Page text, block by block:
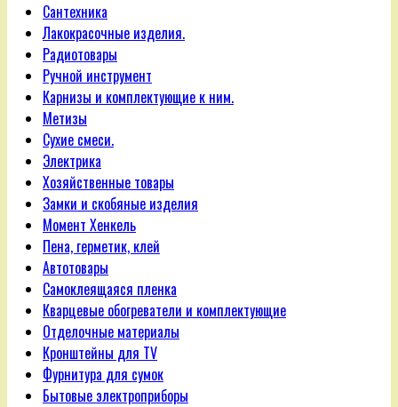
Сантехника
Лакокрасочные изделия.
Радиотовары
Ручной инструмент
Карнизы и комплектующие к ним.
Метизы
Сухие смеси.
Электрика
Хозяйственные товары
Замки и скобяные изделия
Момент Хенкель
Пена, герметик, клей
Автотовары
Самоклеящаяся пленка
Кварцевые обогреватели и комплектующие
Отделочные материалы
Кронштейны для TV
Фурнитура для сумок
Бытовые электроприборы